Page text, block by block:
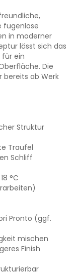
fugenlose
in moderner
lässt sich das
ein
Die
bereits ab Werk
Struktur
Traufel
Schliff
°C
Pronto (ggf.
mischen
Finish